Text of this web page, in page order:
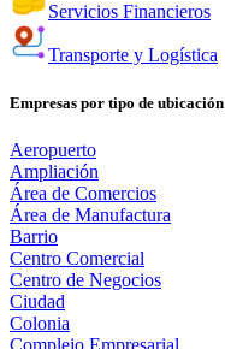
Servicios Financieros
Transporte y Logística
Empresas por tipo de ubicación
Aeropuerto
Ampliación
Área de Comercios
Área de Manufactura
Barrio
Centro Comercial
Centro de Negocios
Ciudad
Colonia
Complejo Empresarial